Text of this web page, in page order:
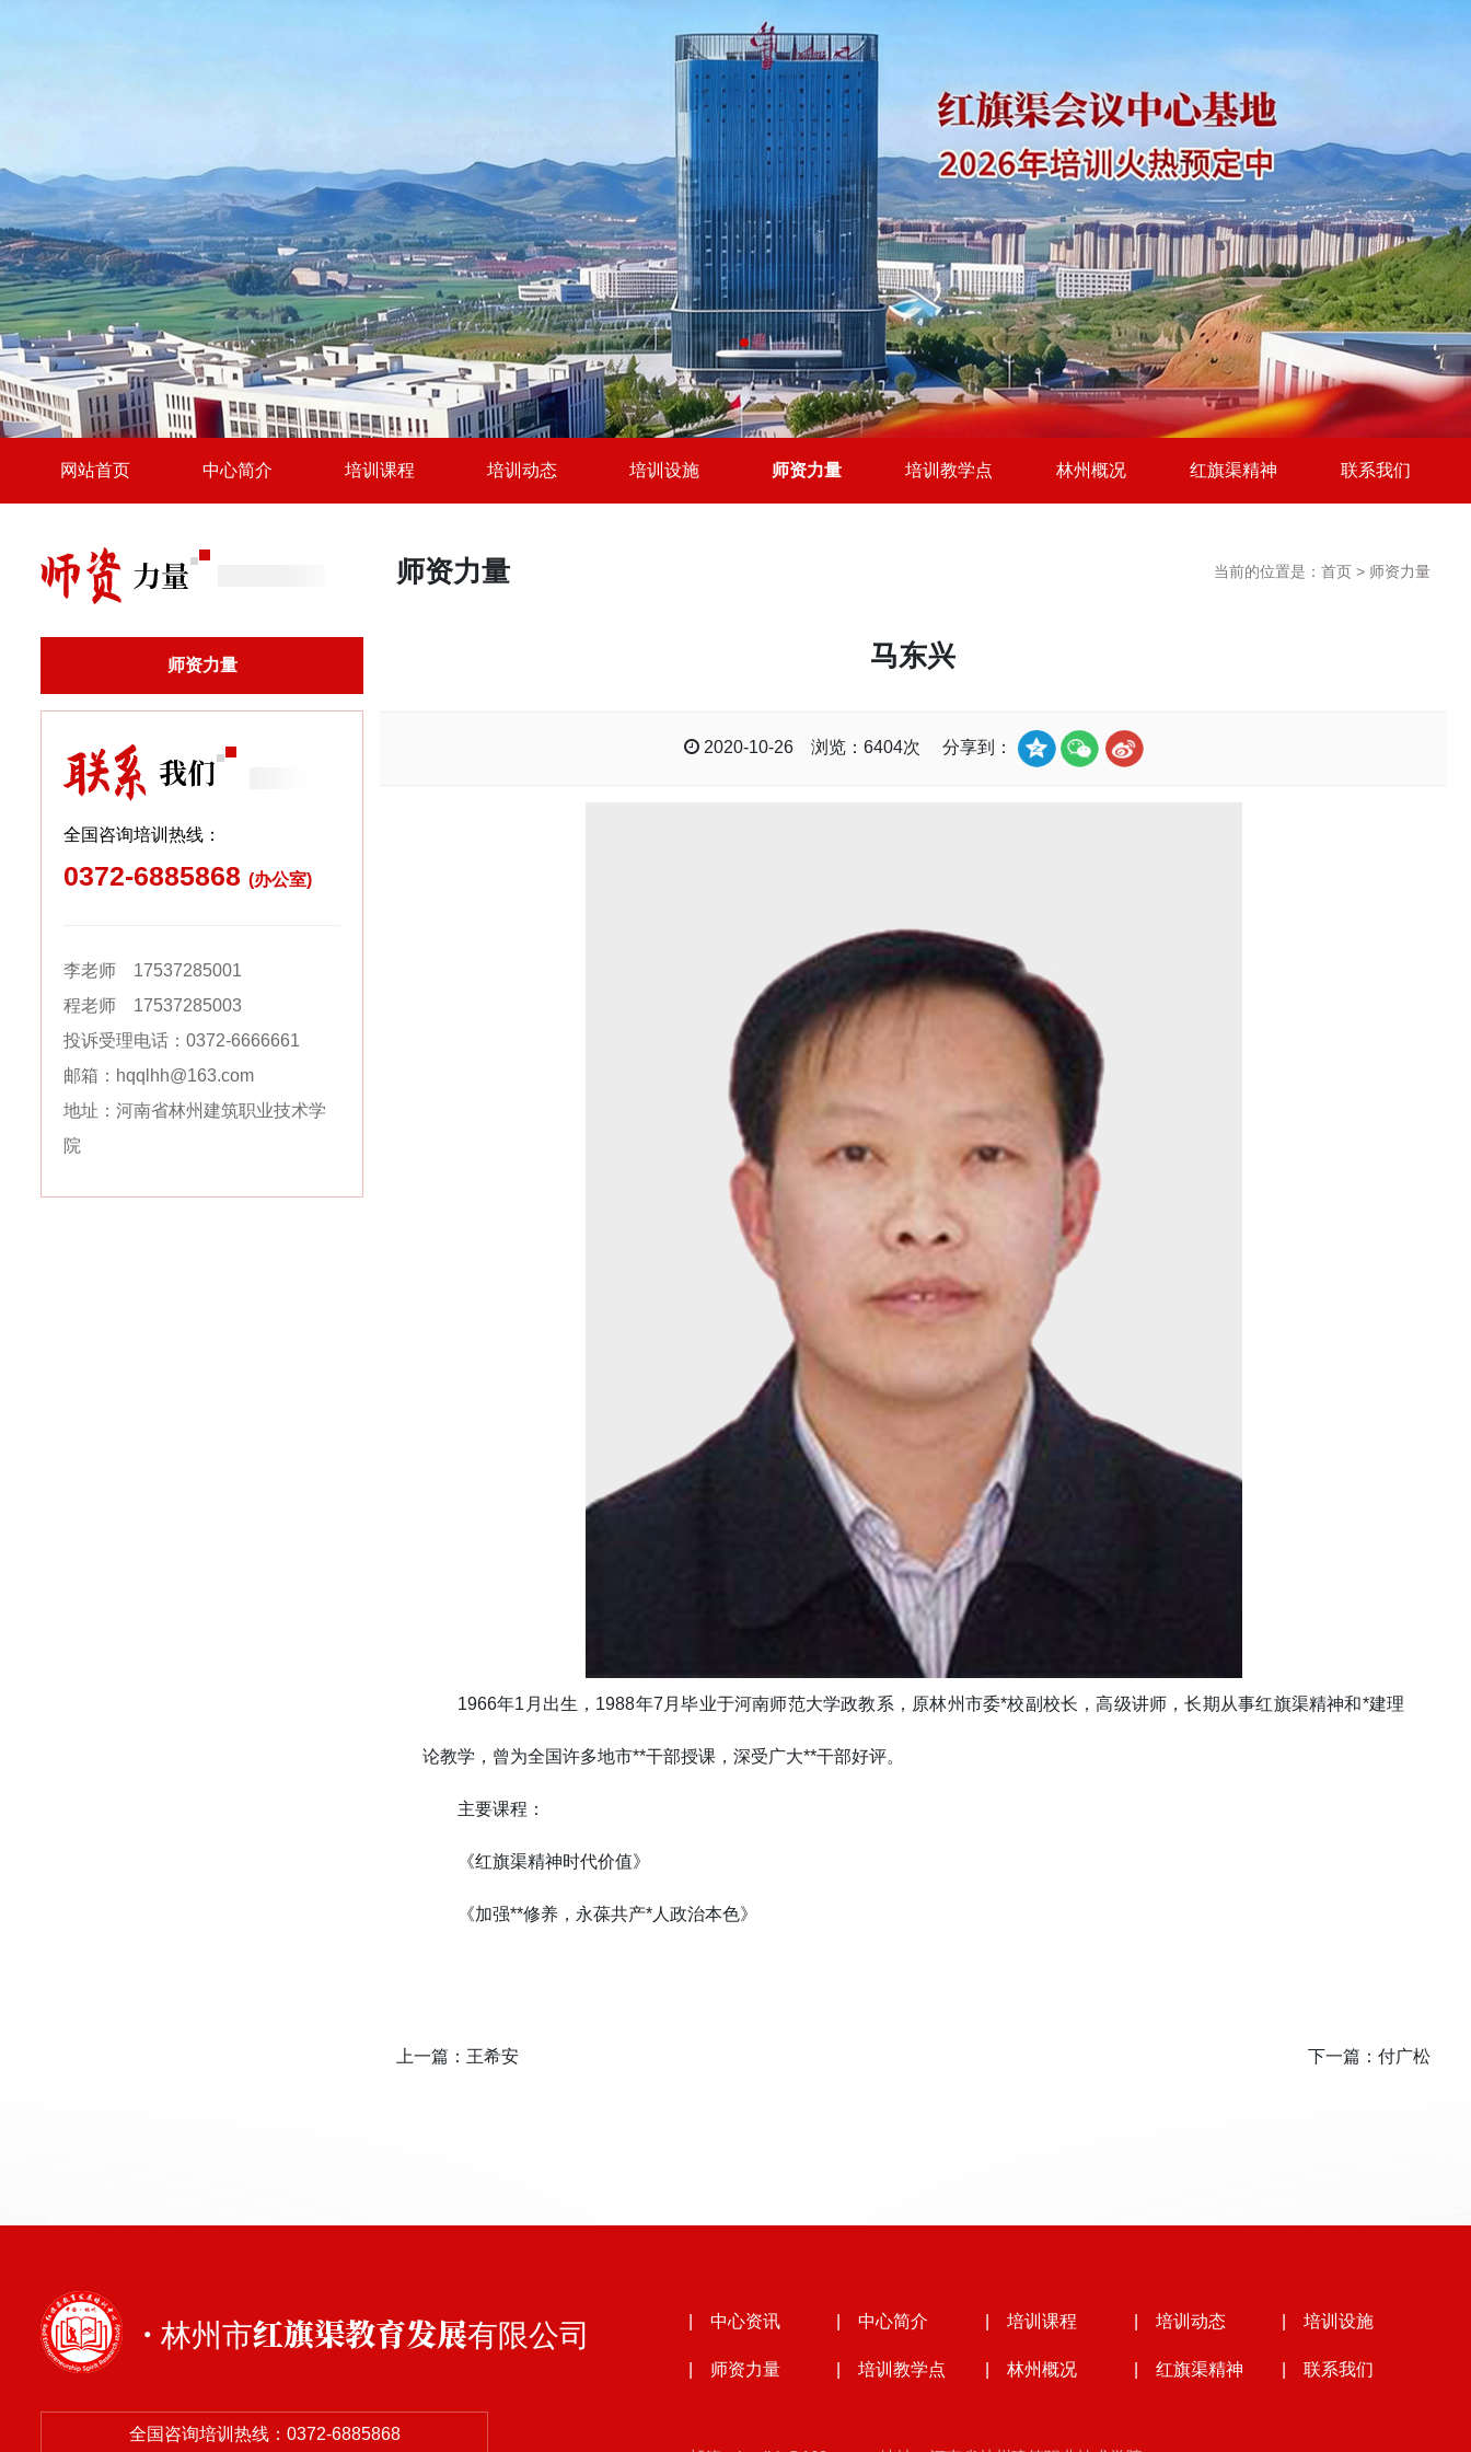
网站首页 中心简介 培训课程 培训动态 培训设施 师资力量 培训教学点 林州概况 红旗渠精神 联系我们
师资力量
全国咨询培训热线：
0372-6885868 (办公室)
李老师 17537285001
程老师 17537285003
投诉受理电话：0372-6666661
邮箱：hqqlhh@163.com
地址：河南省林州建筑职业技术学
院
师资力量 当前的位置是： 首页 > 师资力量
马东兴
2020-10-26 浏览：6404次 分享到：
1966年1月出生，1988年7月毕业于河南师范大学政教系，原林州市委*校副校长，高级讲师，长期从事红旗渠精神和*建理
论教学，曾为全国许多地市**干部授课，深受广大**干部好评。
主要课程：
《红旗渠精神时代价值》
《加强**修养，永葆共产*人政治本色》
上一篇： 王希安 下一篇： 付广松
· 林州市红旗渠教育发展有限公司
全国咨询培训热线：0372-6885868
| 中心资讯 | 中心简介 | 培训课程 | 培训动态 | 培训设施
| 师资力量 | 培训教学点 | 林州概况 | 红旗渠精神 | 联系我们